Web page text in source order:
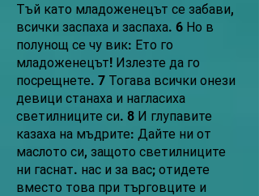
Тъй като младоженецът се забави,
всички заспаха и заспаха. 6 Но в
полунощ се чу вик: Ето го
младоженецът! Излезте да го
посрещнете. 7 Тогава всички онези
девици станаха и нагласиха
светилниците си. 8 И глупавите
казаха на мъдрите: Дайте ни от
маслото си, защото светилниците
ни гаснат. нас и за вас; отидете
вместо това при търговците и